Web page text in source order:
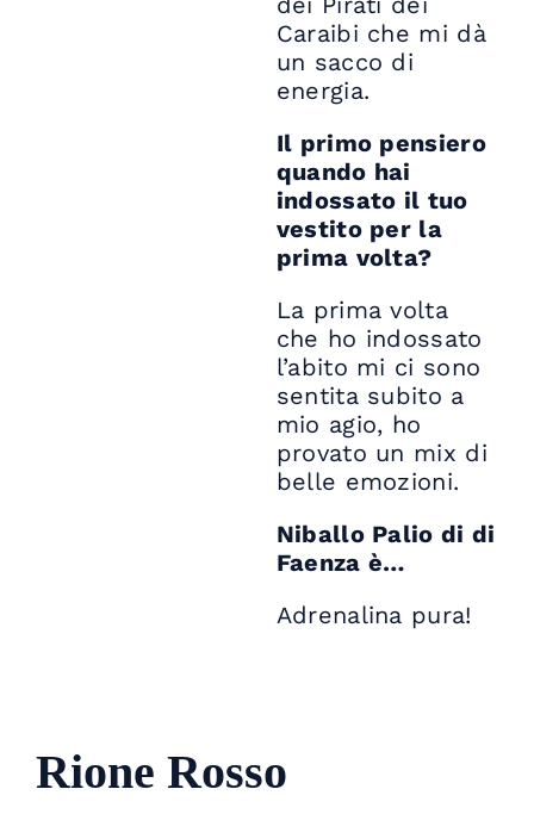
Caraibi che mi dà
un sacco di
energia.
Il primo pensiero
quando hai
indossato il tuo
vestito per la
prima volta?
La prima volta
che ho indossato
l’abito mi ci sono
sentita subito a
mio agio, ho
provato un mix di
belle emozioni.
Niballo Palio di di
Faenza è…
Adrenalina pura!
Rione Rosso